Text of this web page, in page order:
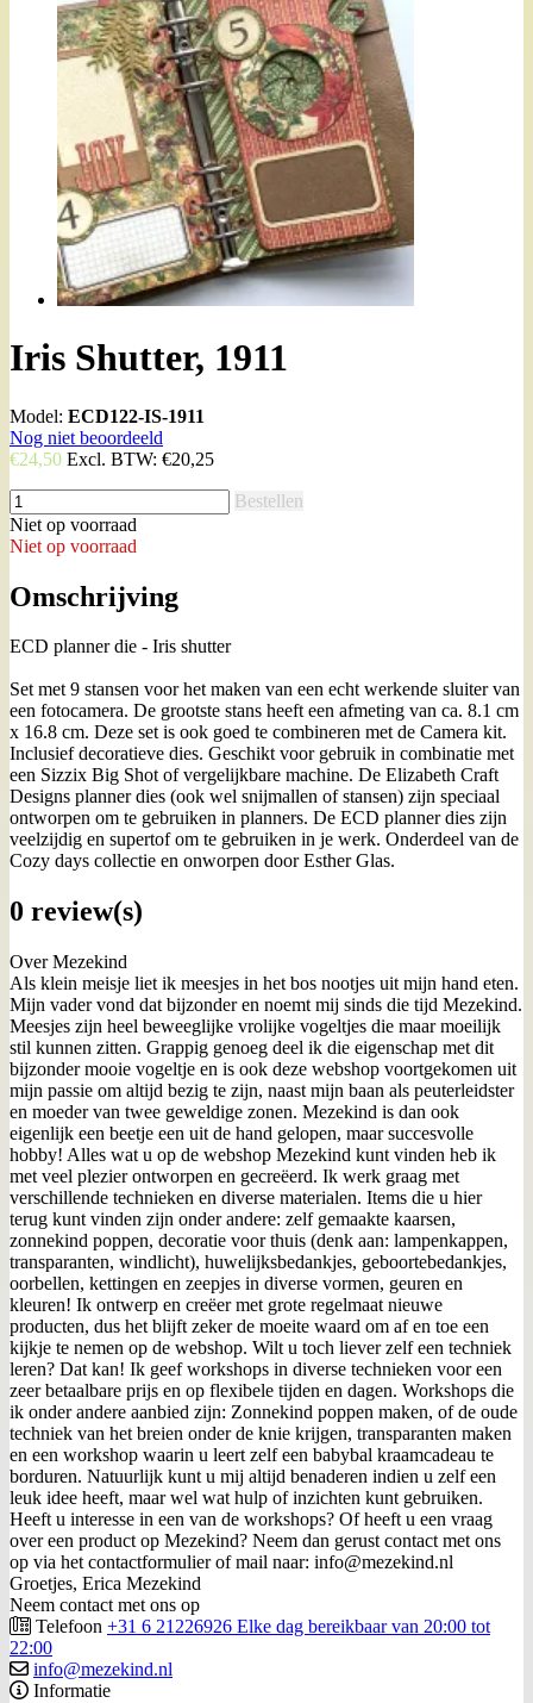
Iris Shutter, 1911
Model: ECD122-IS-1911
Nog niet beoordeeld
€24,50 Excl. BTW: €20,25
Bestellen
Niet op voorraad
Niet op voorraad
Omschrijving
ECD planner die - Iris shutter
Set met 9 stansen voor het maken van een echt werkende sluiter van
een fotocamera. De grootste stans heeft een afmeting van ca. 8.1 cm
x 16.8 cm. Deze set is ook goed te combineren met de Camera kit.
Inclusief decoratieve dies. Geschikt voor gebruik in combinatie met
een Sizzix Big Shot of vergelijkbare machine. De Elizabeth Craft
Designs planner dies (ook wel snijmallen of stansen) zijn speciaal
ontworpen om te gebruiken in planners. De ECD planner dies zijn
veelzijdig en supertof om te gebruiken in je werk. Onderdeel van de
Cozy days collectie en onworpen door Esther Glas.
0 review(s)
Over Mezekind
Als klein meisje liet ik meesjes in het bos nootjes uit mijn hand eten.
Mijn vader vond dat bijzonder en noemt mij sinds die tijd Mezekind.
Meesjes zijn heel beweeglijke vrolijke vogeltjes die maar moeilijk
stil kunnen zitten. Grappig genoeg deel ik die eigenschap met dit
bijzonder mooie vogeltje en is ook deze webshop voortgekomen uit
mijn passie om altijd bezig te zijn, naast mijn baan als peuterleidster
en moeder van twee geweldige zonen. Mezekind is dan ook
eigenlijk een beetje een uit de hand gelopen, maar succesvolle
hobby! Alles wat u op de webshop Mezekind kunt vinden heb ik
met veel plezier ontworpen en gecreëerd. Ik werk graag met
verschillende technieken en diverse materialen. Items die u hier
terug kunt vinden zijn onder andere: zelf gemaakte kaarsen,
zonnekind poppen, decoratie voor thuis (denk aan: lampenkappen,
transparanten, windlicht), huwelijksbedankjes, geboortebedankjes,
oorbellen, kettingen en zeepjes in diverse vormen, geuren en
kleuren! Ik ontwerp en creëer met grote regelmaat nieuwe
producten, dus het blijft zeker de moeite waard om af en toe een
kijkje te nemen op de webshop. Wilt u toch liever zelf een techniek
leren? Dat kan! Ik geef workshops in diverse technieken voor een
zeer betaalbare prijs en op flexibele tijden en dagen. Workshops die
ik onder andere aanbied zijn: Zonnekind poppen maken, of de oude
techniek van het breien onder de knie krijgen, transparanten maken
en een workshop waarin u leert zelf een babybal kraamcadeau te
borduren. Natuurlijk kunt u mij altijd benaderen indien u zelf een
leuk idee heeft, maar wel wat hulp of inzichten kunt gebruiken.
Heeft u interesse in een van de workshops? Of heeft u een vraag
over een product op Mezekind? Neem dan gerust contact met ons
op via het contactformulier of mail naar: info@mezekind.nl
Groetjes, Erica Mezekind
Neem contact met ons op
Telefoon +31 6 21226926 Elke dag bereikbaar van 20:00 tot
22:00
info@mezekind.nl
Informatie